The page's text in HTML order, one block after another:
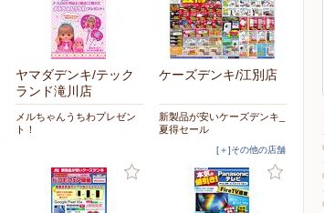
ヤマダデンキ/テック
ランド滝川店
メルちゃんうちわプレゼン
ト！
ケーズデンキ/江別店
新製品が安いケーズデンキ_
夏得セール
[＋]その他の店舗